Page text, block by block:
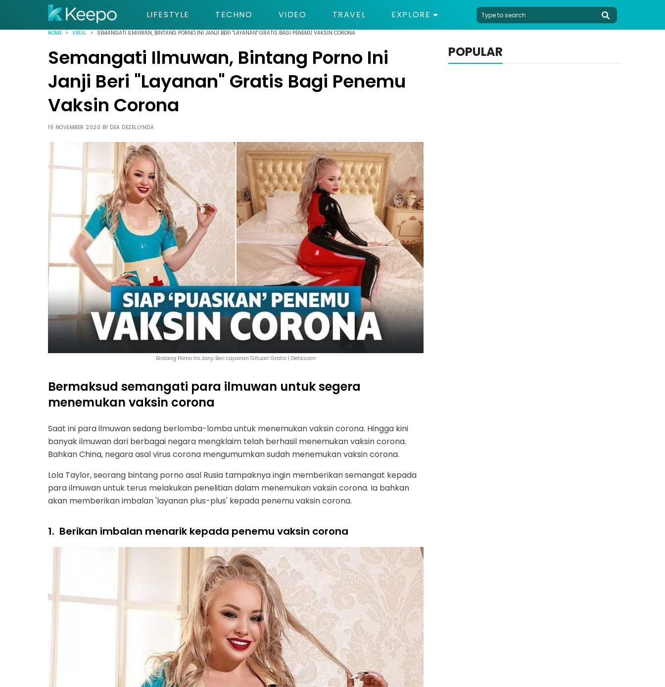
LIFESTYLE TECHNO VIDEO TRAVEL EXPLORE
HOME VIRAL SEMANGATI ILMUWAN, BINTANG PORNO INI JANJI BERI "LAYANAN" GRATIS BAGI PENEMU VAKSIN CORONA
Semangati Ilmuwan, Bintang Porno Ini
Janji Beri "Layanan" Gratis Bagi Penemu
Vaksin Corona
19 NOVEMBER 2020 BY DEA DEZELLYNDA
Bintang Porno Ini Janji Beri Layanan 'Gituan' Gratis | Detik.com
Bermaksud semangati para ilmuwan untuk segera
menemukan vaksin corona
Saat ini para ilmuwan sedang berlomba-lomba untuk menemukan vaksin corona. Hingga kini
banyak ilmuwan dari berbagai negara mengklaim telah berhasil menemukan vaksin corona.
Bahkan China, negara asal virus corona mengumumkan sudah menemukan vaksin corona.
Lola Taylor, seorang bintang porno asal Rusia tampaknya ingin memberikan semangat kepada
para ilmuwan untuk terus melakukan penelitian dalam menemukan vaksin corona. Ia bahkan
akan memberikan imbalan 'layanan plus-plus' kepada penemu vaksin corona.
1. Berikan imbalan menarik kepada penemu vaksin corona
POPULAR